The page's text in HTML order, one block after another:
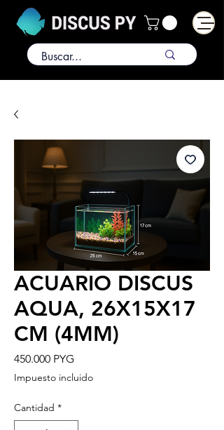
ACUARIO DISCUS
AQUA, 26X15X17
CM (4MM)
450.000 PYG
Impuesto incluido
Cantidad *